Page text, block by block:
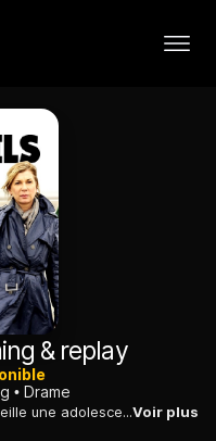
& replay
Drame
Au planning familial, une femme accueille une adolescente en détresse, et ne tarde pas à découvrir qu'elle est indirectement impliquée dans sa souffrance...Voir plus